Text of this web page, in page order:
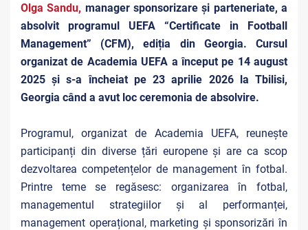
Olga Sandu, manager sponsorizare și parteneriate, a
absolvit programul UEFA “Certificate in Football
Management” (CFM), ediția din Georgia. Cursul
organizat de Academia UEFA a început pe 14 august
2025 și s-a încheiat pe 23 aprilie 2026 la Tbilisi,
Georgia când a avut loc ceremonia de absolvire.
Programul, organizat de Academia UEFA, reunește
participanți din diverse țări europene și are ca scop
dezvoltarea competențelor de management în fotbal.
Printre teme se regăsesc: organizarea în fotbal,
managementul strategiilor și al performanței,
management operațional, marketing și sponsorizări în